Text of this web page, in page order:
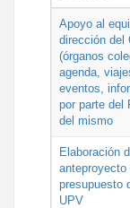
Apoyo al
dirección del
(órganos
agenda,
eventos,
por parte del
del mismo
Elaboración
anteproyecto
presupuesto
UPV